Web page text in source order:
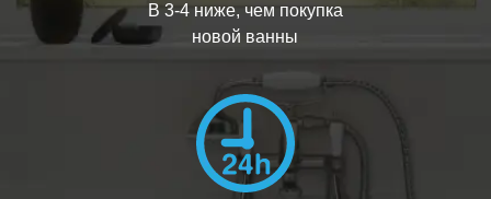
В 3-4 ниже, чем покупка
новой ванны